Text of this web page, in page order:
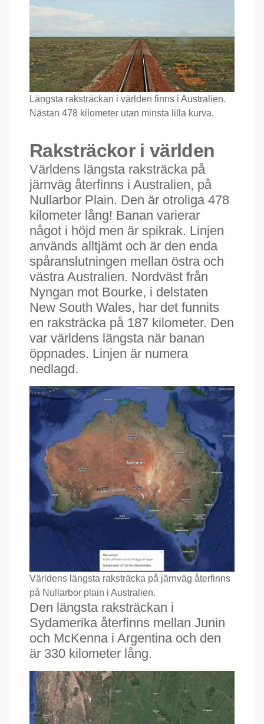
Längsta raksträckan i världen finns i Australien.
Nästan 478 kilometer utan minsta lilla kurva.
Raksträckor i världen
Världens längsta raksträcka på
järnväg återfinns i Australien, på
Nullarbor Plain. Den är otroliga 478
kilometer lång! Banan varierar
något i höjd men är spikrak. Linjen
används alltjämt och är den enda
spåranslutningen mellan östra och
västra Australien. Nordväst från
Nyngan mot Bourke, i delstaten
New South Wales, har det funnits
en raksträcka på 187 kilometer. Den
var världens längsta när banan
öppnades. Linjen är numera
nedlagd.
Världens längsta raksträcka på järnväg återfinns
på Nullarbor plain i Australien.
Den längsta raksträckan i
Sydamerika återfinns mellan Junin
och McKenna i Argentina och den
är 330 kilometer lång.